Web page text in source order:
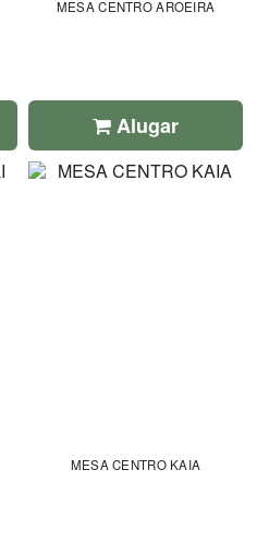
MESA CENTRO AROEIRA
Alugar
MESA CENTRO KAIA